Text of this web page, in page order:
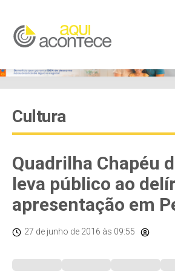
Cultura
Quadrilha Chapéu
leva público ao
apresentação em
27 de junho de 2016 às 09:55